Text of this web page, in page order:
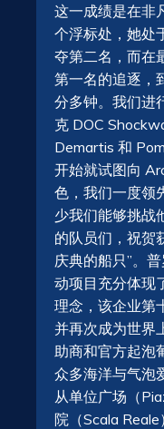
这一成绩是在非
个浮标处，她处
夺第二名，而在
第一名的追逐，
分多钟。我们进
克 DOC
Demartis 和
开始就试图向
色，我们一度领
少我们能够挑战
的队员们，祝贺
庆典的船只”。
动项目充分体现
理念，该企业第
并再次成为世界
助商和官方起泡
众多海洋与气泡
从单位广场（
院（Scala